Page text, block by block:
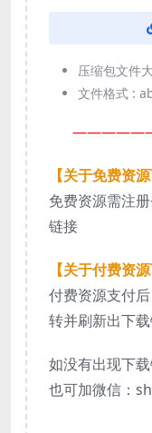
压缩包文件
文件格式 :
【关于免费资源
免费资源需注
链接
【关于付费资源
付费资源支付
转并刷新出下
如没有出现下
也可加微信：